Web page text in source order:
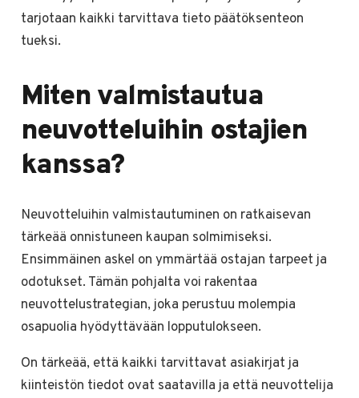
tarjotaan kaikki tarvittava tieto päätöksenteon
tueksi.
Miten valmistautua
neuvotteluihin ostajien
kanssa?
Neuvotteluihin valmistautuminen on ratkaisevan
tärkeää onnistuneen kaupan solmimiseksi.
Ensimmäinen askel on ymmärtää ostajan tarpeet ja
odotukset. Tämän pohjalta voi rakentaa
neuvottelustrategian, joka perustuu molempia
osapuolia hyödyttävään lopputulokseen.
On tärkeää, että kaikki tarvittavat asiakirjat ja
kiinteistön tiedot ovat saatavilla ja että neuvottelija